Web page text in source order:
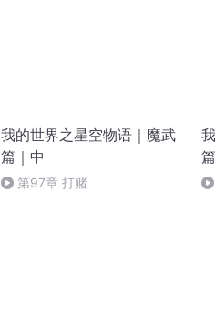
我的世界之星空物语｜魔武
篇｜中
第97章 打赌